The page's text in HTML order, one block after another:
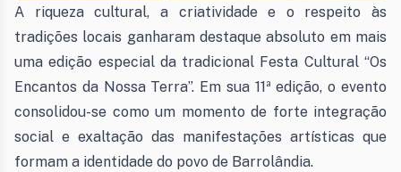
A riqueza cultural, a criatividade e o respeito às
tradições locais ganharam destaque absoluto em mais
uma edição especial da tradicional Festa Cultural “Os
Encantos da Nossa Terra”. Em sua 11ª edição, o evento
consolidou-se como um momento de forte integração
social e exaltação das manifestações artísticas que
formam a identidade do povo de Barrolândia.